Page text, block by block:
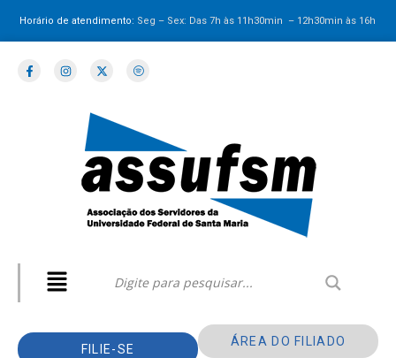
Horário de atendimento: Seg – Sex: Das 7h às 11h30min – 12h30minàs 16h
FILIE-SE
ÁREA DO FILIADO